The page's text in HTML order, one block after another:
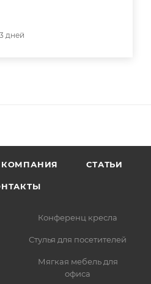
дней
КОМПАНИЯ СТАТЬИ
Конференц кресла
Стулья для посетителей
Мягкая мебель для
офиса